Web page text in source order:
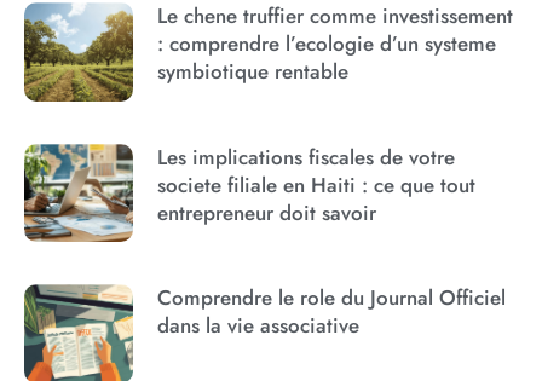
Le chene truffier comme investissement
: comprendre l’ecologie d’un systeme
symbiotique rentable
Les implications fiscales de votre
societe filiale en Haiti : ce que tout
entrepreneur doit savoir
Comprendre le role du Journal Officiel
dans la vie associative